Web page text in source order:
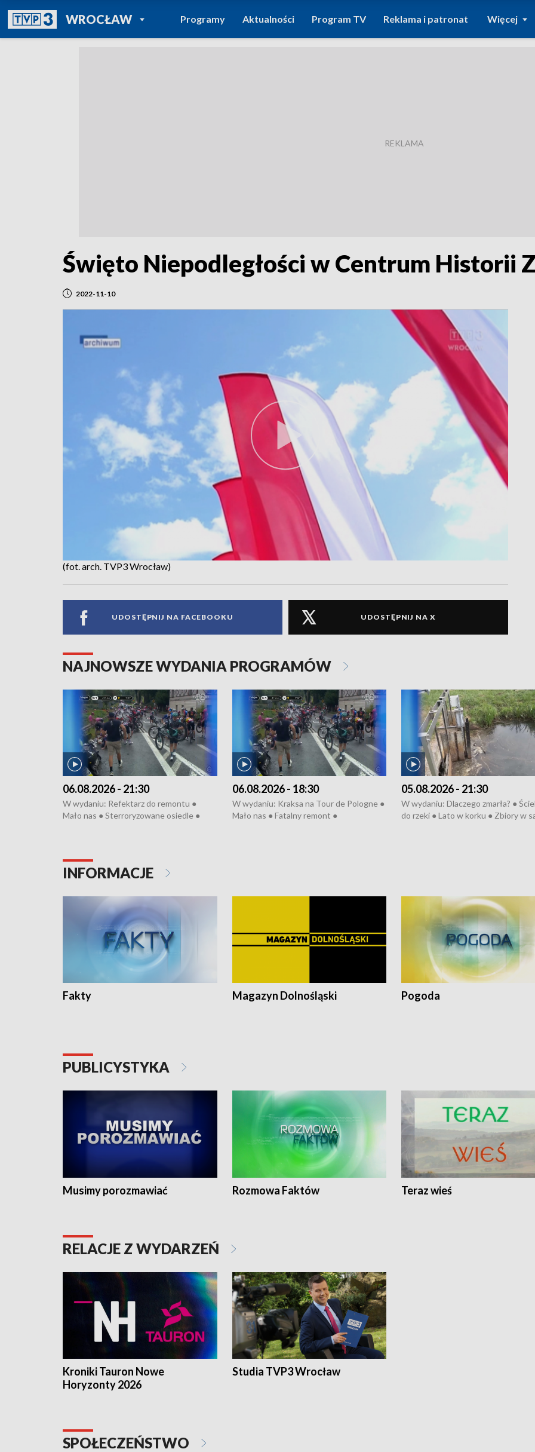
WROCŁAWPOWRÓT DO
TVP REGIONY
Programy Aktualności Program TV Reklama i patronat Więcej
Święto Niepodległości w Centrum Historii
2022-11-10
(fot. arch. TVP3 Wrocław)
UDOSTĘPNIJ NA FACEBOOKU UDOSTĘPNIJ NA X
NAJNOWSZE WYDANIA PROGRAMÓW
06.08.2026 - 21:30
W wydaniu: Refektarz do remontu ●
Mało nas ● Sterroryzowane osiedle ●
Pologne
06.08.2026 - 18:30
W wydaniu: Kraksa na Tour de Pologne ●
Mało nas ● Fatalny remont ●
05.08.2026 - 21:30
W wydaniu: Dlaczego zmarła? ●
do rzeki ● Lato w korku ● Zbiory w
INFORMACJE
Fakty Magazyn Dolnośląski Pogoda
PUBLICYSTYKA
Musimy porozmawiać Rozmowa Faktów Teraz wieś
RELACJE Z WYDARZEŃ
Kroniki Tauron Nowe
Horyzonty 2026
Studia TVP3 Wrocław
SPOŁECZEŃSTWO